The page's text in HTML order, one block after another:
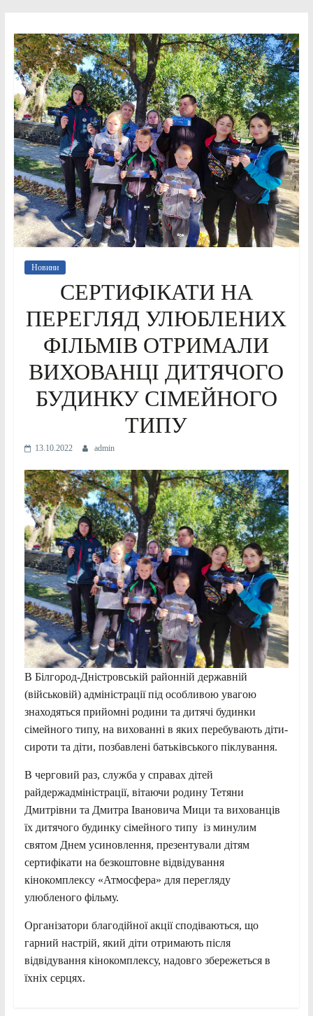
Новини
СЕРТИФІКАТИ НА
ПЕРЕГЛЯД УЛЮБЛЕНИХ
ФІЛЬМІВ ОТРИМАЛИ
ВИХОВАНЦІ ДИТЯЧОГО
БУДИНКУ СІМЕЙНОГО
ТИПУ
13.10.2022 admin
В Білгород-Дністровській районній державній
(військовій) адміністрації під особливою увагою
знаходяться прийомні родини та дитячі будинки
сімейного типу, на вихованні в яких перебувають діти-
сироти та діти, позбавлені батьківського піклування.
В черговий раз, служба у справах дітей
райдержадміністрації, вітаючи родину Тетяни
Дмитрівни та Дмитра Івановича Мици та вихованців
їх дитячого будинку сімейного типу із минулим
святом Днем усиновлення, презентували дітям
сертифікати на безкоштовне відвідування
кінокомплексу «Атмосфера» для перегляду
улюбленого фільму.
Організатори благодійної акції сподіваються, що
гарний настрій, який діти отримають після
відвідування кінокомплексу, надовго збережеться в
їхніх серцях.